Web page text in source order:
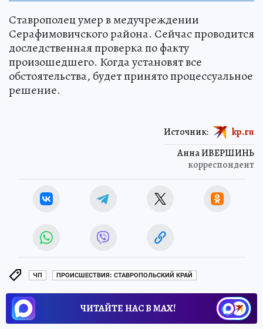
Ставрополец умер в медучреждении
Серафимовичского района. Сейчас проводится
доследственная проверка по факту
произошедшего. Когда установят все
обстоятельства, будет принято процессуальное
решение.
Анна ИВЕРШИНЬ
корреспондент
Источник: kp.ru
ЧП ПРОИСШЕСТВИЯ: СТАВРОПОЛЬСКИЙ КРАЙ
ЧИТАЙТЕ НАС В МАХ!